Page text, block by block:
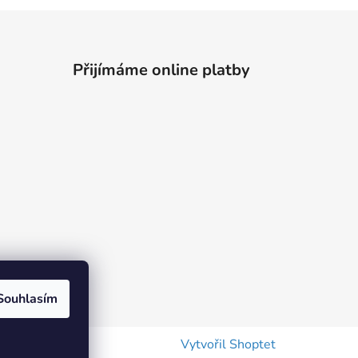
Přijímáme online platby
Vytvořil Shoptet